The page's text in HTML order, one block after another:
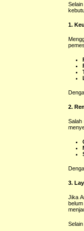
1.
2.
Salah
3.
Jika